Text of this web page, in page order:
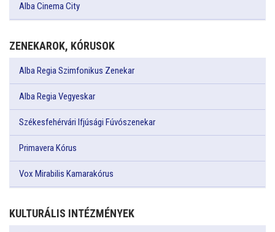
Alba Cinema City
ZENEKAROK, KÓRUSOK
Alba Regia Szimfonikus Zenekar
Alba Regia Vegyeskar
Székesfehérvári Ifjúsági Fúvószenekar
Primavera Kórus
Vox Mirabilis Kamarakórus
KULTURÁLIS INTÉZMÉNYEK